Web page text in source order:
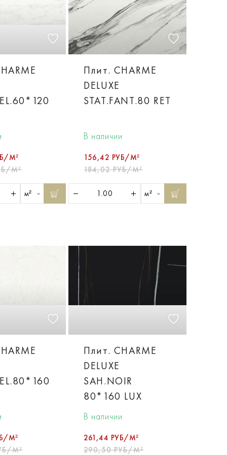
М²
М²
м²
Плит. CHARME
DELUXE
STAT.FANT.80 RET
В наличии
156,42 РУБ/М²
184,02 РУБ/М²
м²
М²
М²
Плит. CHARME
DELUXE
SAH.NOIR
80*160 LUX
В наличии
261,44 РУБ/М²
290,50 РУБ/М²